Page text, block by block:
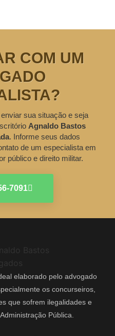
COM UM
sua situação e seja
Agnaldo Bastos
. Informe seus dados
de um especialista em
público e direito militar.
7091
elaborado pelo advogado
os concurseiros,
que sofrem ilegalidades e
Pública.